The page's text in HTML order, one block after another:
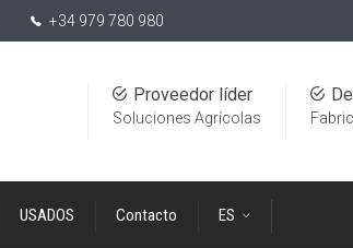
+34 979 780 980
Proveedor líder
Soluciones Agrícolas
USADOS Contacto ES